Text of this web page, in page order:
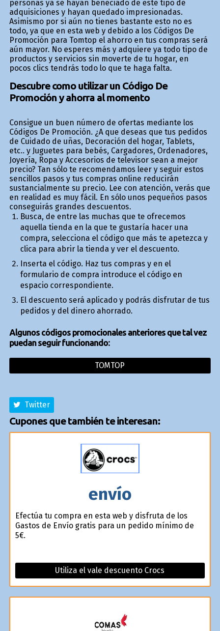
personas ya se hayan beneficiado de este tipo de
adquisiciones y hayan quedado impresionadas.
Asimismo por si aún no tienes bastante esto no es
todo, ya que en esta web y debido a los Códigos De
Promoción para Tomtop el ahorro en tus compras será
aún mayor. No esperes más y adquiere ya todo tipo de
productos y servicios sin moverte de tu hogar, en
pocos clics tendrás todo lo que te haga falta.
Descubre como utilizar un Código De
Promoción y ahorra al momento
Consigue un buen número de ofertas mediante los
Códigos De Promoción. ¿A que deseas que tus pedidos
de Cuidado de uñas, Decoración del hogar, Tablets,
etc.. y Juguetes para bebés, Cargadores, Ordenadores,
Joyería, Ropa y Accesorios de televisor sean a mejor
precio? Tan sólo te recomendamos leer y seguir estos
sencillos pasos y tus compras online reducirán
sustancialmente su precio. Lee con atención, verás que
en realidad es muy fácil. En sólo unos pequeños pasos
conseguirás grandes descuentos.
Busca, de entre las muchas que te ofrecemos
aquella tienda en la que te gustaría hacer una
compra, selecciona el código que más te apetezca y
clica para abrir la tienda y ver el descuento.
Inserta el código. Haz tus compras y en el
formulario de compra introduce el código en
espacio correspondiente.
El descuento será aplicado y podrás disfrutar de tus
pedidos y del dinero ahorrado.
Algunos códigos promocionales anteriores que tal vez
puedan seguir funcionando:
TOMTOP
Twitter
Cupones que también te interesan:
envío
Efectúa tu compra en esta web y disfruta de los
Gastos de Envío gratis para un pedido mínimo de
5€.
Utiliza el vale descuento Crocs